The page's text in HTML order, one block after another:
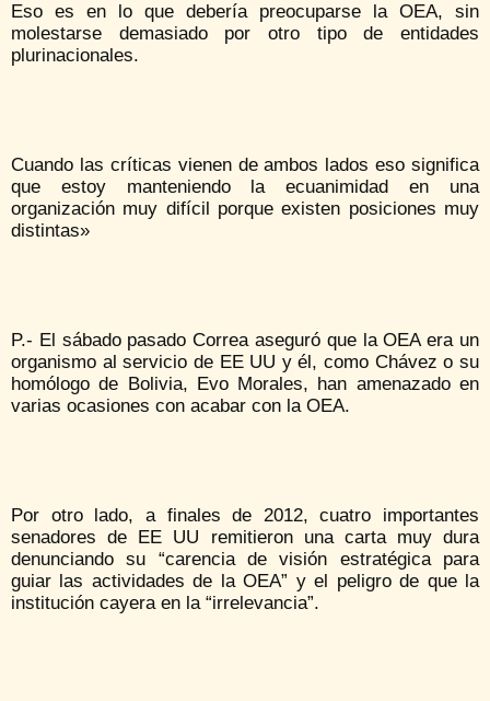
Eso es en lo que debería preocuparse la OEA, sin
molestarse demasiado por otro tipo de entidades
plurinacionales.
Cuando las críticas vienen de ambos lados eso significa
que estoy manteniendo la ecuanimidad en una
organización muy difícil porque existen posiciones muy
distintas»
P.- El sábado pasado Correa aseguró que la OEA era un
organismo al servicio de EE UU y él, como Chávez o su
homólogo de Bolivia, Evo Morales, han amenazado en
varias ocasiones con acabar con la OEA.
Por otro lado, a finales de 2012, cuatro importantes
senadores de EE UU remitieron una carta muy dura
denunciando su “carencia de visión estratégica para
guiar las actividades de la OEA” y el peligro de que la
institución cayera en la “irrelevancia”.